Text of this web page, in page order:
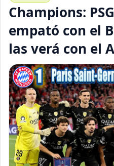
Champions:
empató con el
las verá con el